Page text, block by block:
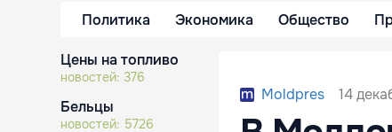
Политика Экономика Общество
Цены на топливо
новостей: 376
Бельцы
новостей: 5726
Moldpres 14